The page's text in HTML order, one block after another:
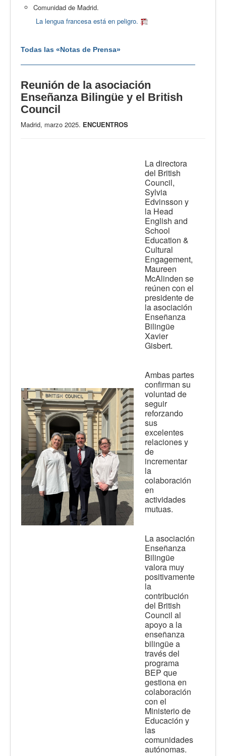
Comunidad de Madrid.
La lengua francesa está en peligro.
Todas las «Notas de Prensa»
Reunión de la asociación
Enseñanza Bilingüe y el British
Council
Madrid, marzo 2025. ENCUENTROS
La directora
del British
Council,
Sylvia
Edvinsson y
la Head
English and
School
Education &
Cultural
Engagement,
Maureen
McAlinden se
reúnen con el
presidente de
la asociación
Enseñanza
Bilingüe
Xavier
Gisbert.
Ambas partes
confirman su
voluntad de
seguir
reforzando
sus
excelentes
relaciones y
de
incrementar
la
colaboración
en
actividades
mutuas.
La asociación
Enseñanza
Bilingüe
valora muy
positivamente
la
contribución
del British
Council al
apoyo a la
enseñanza
bilingüe a
través del
programa
BEP que
gestiona en
colaboración
con el
Ministerio de
Educación y
las
comunidades
autónomas.